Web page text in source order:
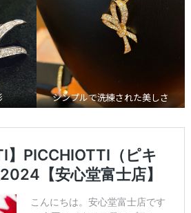
シンプルで洗練された美しさ